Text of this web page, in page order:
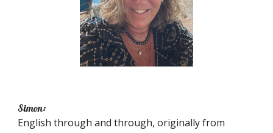
Simon:
English through and through, originally from